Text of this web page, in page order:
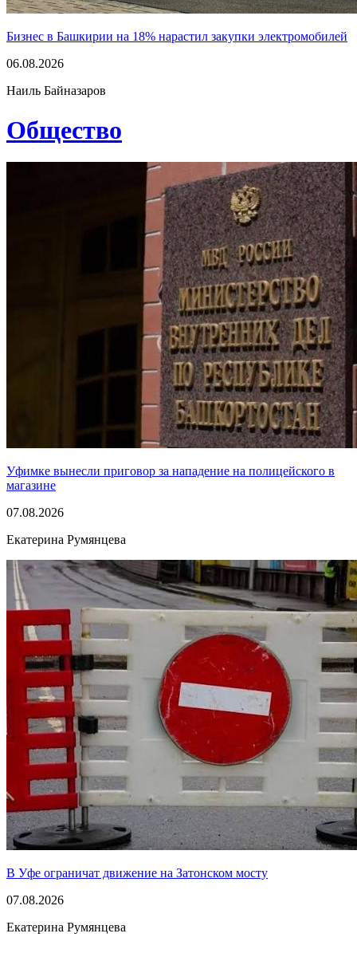
Бизнес в Башкирии на 18% нарастил закупки электромобилей
06.08.2026
Наиль Байназаров
Общество
Уфимке вынесли приговор за нападение на полицейского в
магазине
07.08.2026
Екатерина Румянцева
В Уфе ограничат движение на Затонском мосту
07.08.2026
Екатерина Румянцева